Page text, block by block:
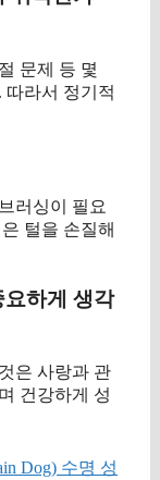
문제 등 몇
따라서 정기적
러싱이 필요
털을 손질해
하게 생각
은 사랑과 관
건강하게 성
Dog) 수명 성